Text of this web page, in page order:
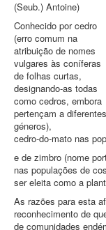
(Seub.) Antoine)
Conhecido por cedro
(erro comum na
atribuição de nomes
vulgares às coníferas
de folhas curtas,
designando‑as todas
como cedros, embora
pertençam a diferentes
géneros),
cedro‑do‑mato nas
e de zimbro (nome
nas populações de
ser eleita como a
As razões para esta
reconhecimento de
de comunidades